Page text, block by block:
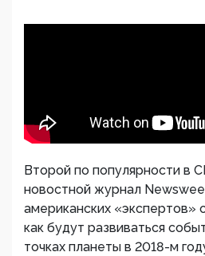
Второй по популярности в
новостной журнал
американских «экспертов»
как будут развиваться
точках планеты в 2018-м